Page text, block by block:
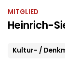
MITGLIED
Heinrich-
Kultur- /